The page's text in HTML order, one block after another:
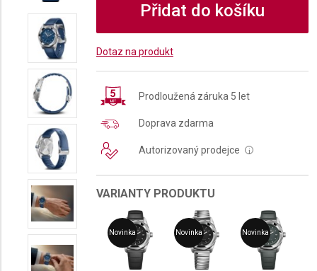
Přidat do košíku
Dotaz na produkt
Prodloužená záruka 5 let
Doprava zdarma
Autorizovaný prodejce i
VARIANTY PRODUKTU
Novinka Novinka Novinka